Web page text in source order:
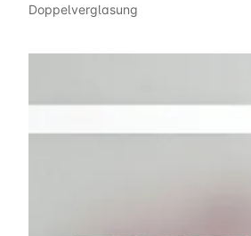
Doppelverglasung